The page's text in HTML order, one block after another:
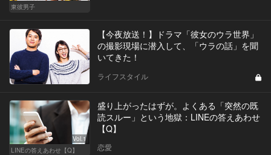
東彼男子
【今夜放送！】ドラマ「彼女のウラ世界」
の撮影現場に潜入して、「ウラの話」を聞
いてきた！
ライフスタイル
Vol.1
LINEの答えあわせ【Q】
盛り上がったはずが。よくある「突然の既
読スルー」という地獄：LINEの答えあわせ
【Q】
恋愛